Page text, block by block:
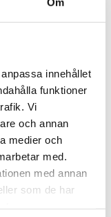
innehållet
funktioner
Vi
och annan
medier och
med.
med annan
som de har
LÄS MER
svensk mjukvara för
färgskärm som har
och